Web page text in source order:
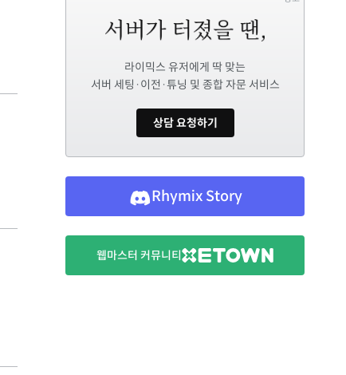
라이믹스 유저에게 딱 맞는
서버 세팅·이전·튜닝 및 종합 자문 서비스
상담 요청하기
Rhymix Story
웹마스터 커뮤니티